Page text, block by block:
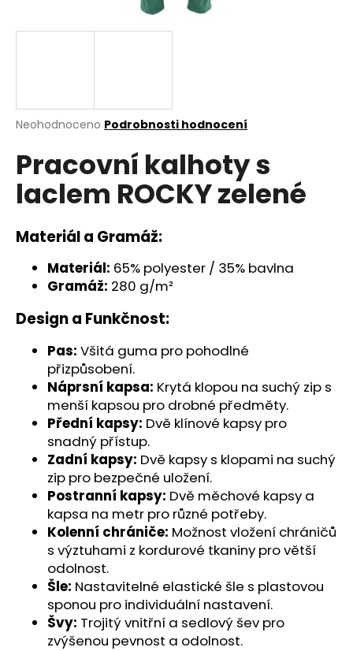
Průměrné
produktu
je
0,0
hvězdiček.
Neohodnoceno Podrobnosti hodnocení
Pracovní kalhoty s
laclem ROCKY zelené
Materiál a Gramáž:
Materiál: 65% polyester / 35% bavlna
Gramáž: 280 g/m²
Design a Funkčnost:
Pas: Všitá guma pro pohodlné
přizpůsobení.
Náprsní kapsa: Krytá klopou na suchý zip s
menší kapsou pro drobné předměty.
Přední kapsy: Dvě klínové kapsy pro
snadný přístup.
Zadní kapsy: Dvě kapsy s klopami na suchý
zip pro bezpečné uložení.
Postranní kapsy: Dvě měchové kapsy a
kapsa na metr pro různé potřeby.
Kolenní chrániče: Možnost vložení chráničů
s výztuhami z kordurové tkaniny pro větší
odolnost.
Šle: Nastavitelné elastické šle s plastovou
sponou pro individuální nastavení.
Švy: Trojitý vnitřní a sedlový šev pro
zvýšenou pevnost a odolnost.
j
?
HLEDAT
r